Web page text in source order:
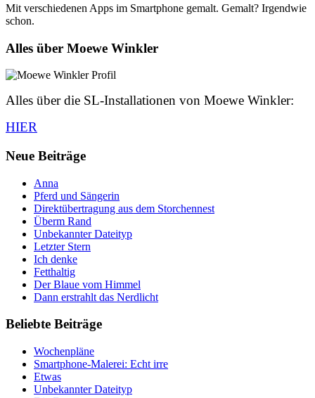
Mit verschiedenen Apps im Smartphone gemalt. Gemalt? Irgendwie
schon.
Alles über Moewe Winkler
Alles über die SL-Installationen von Moewe Winkler:
HIER
Neue Beiträge
Anna
Pferd und Sängerin
Direktübertragung aus dem Storchennest
Überm Rand
Unbekannter Dateityp
Letzter Stern
Ich denke
Fetthaltig
Der Blaue vom Himmel
Dann erstrahlt das Nerdlicht
Beliebte Beiträge
Wochenpläne
Smartphone-Malerei: Echt irre
Etwas
Unbekannter Dateityp